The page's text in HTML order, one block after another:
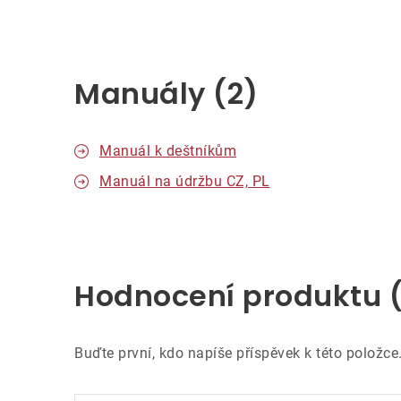
Manuály (2)
Manuál k deštníkům
Manuál na údržbu CZ, PL
Hodnocení produktu
Buďte první, kdo napíše příspěvek k této položce.